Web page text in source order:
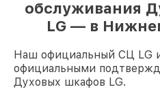
обслуживания
LG — в
Наш официальный СЦ LG
официальными
Духовых шкафов LG.